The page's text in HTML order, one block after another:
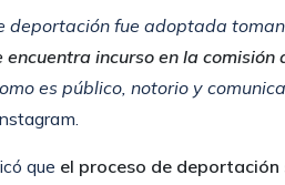
deportación fue adoptada
encuentra incurso en la
es público, notorio y
que el proceso de deportación